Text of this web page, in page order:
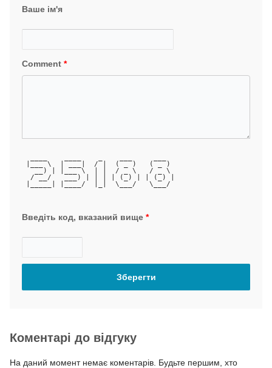
Ваше ім'я
Comment *
|___ \  | ___|  / |  ( _ )   ( _ )
   __) | |___ \  | |  / _ \   / _ \
  / __/   ___) | | | | (_) | | (_) |
|_____| |____/  |_|  \___/   \___/
Введіть код, вказаний вище *
Коментарі до відгуку
На даний момент немає коментарів. Будьте першим, хто